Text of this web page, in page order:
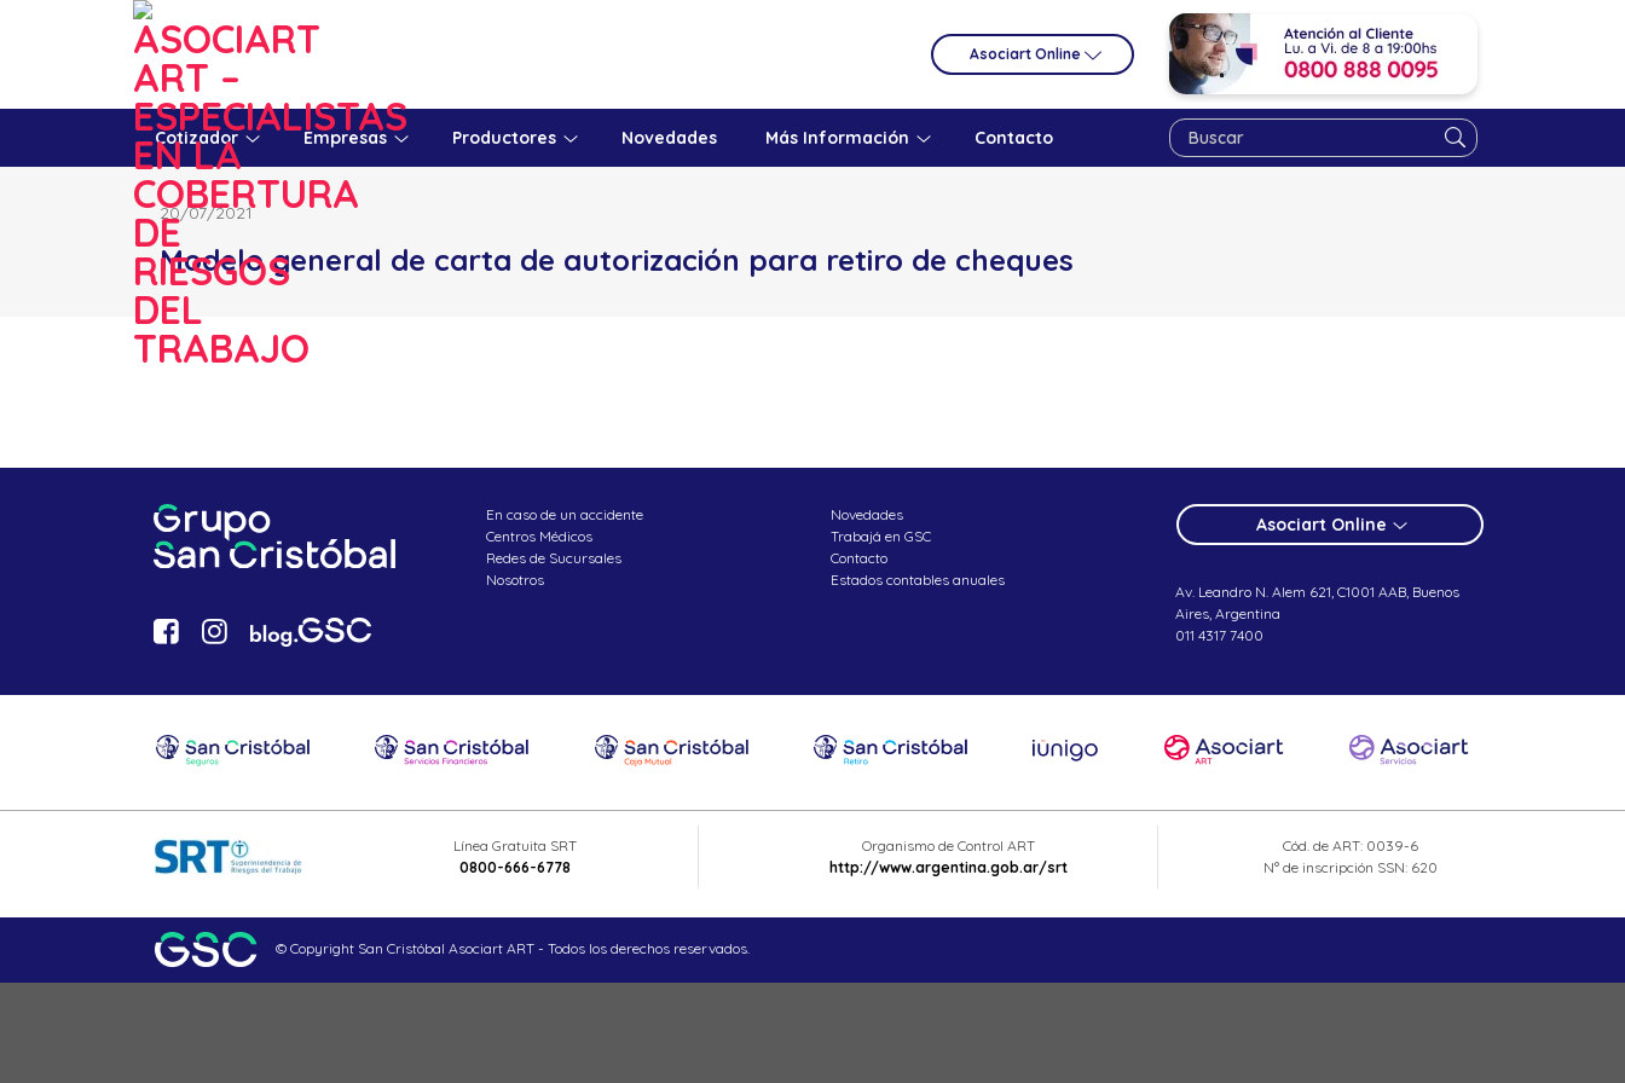
Asociart Online
Cotizador Empresas Productores Novedades Más Información Contacto
20/07/2021
Modelo general de carta de autorización para retiro de cheques
En caso de un accidente
Centros Médicos
Redes de Sucursales
Nosotros
Novedades
Trabajá en GSC
Contacto
Estados contables anuales
Asociart Online
Av. Leandro N. Alem 621, C1001 AAB, Buenos
Aires, Argentina
011 4317 7400
Cód. de ART: 0039-6
N° de inscripción SSN: 620
Organismo de Control ART
http://www.argentina.gob.ar/srt
Línea Gratuita SRT
0800-666-6778
© Copyright San Cristóbal Asociart ART - Todos los derechos reservados.